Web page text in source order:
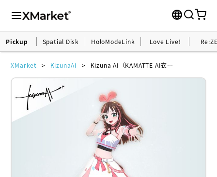
Pickup Spatial Disk HoloModeLink Love Live!
XMarket KizunaAI Kizuna AI（KAMATTE AI衣装）ホロモデル本体